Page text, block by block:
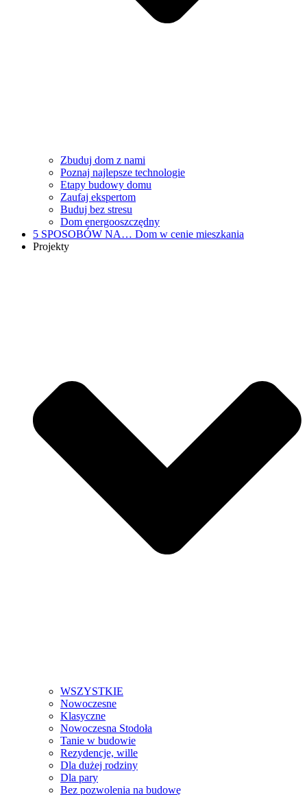
Zbuduj dom z nami
Poznaj najlepsze technologie
Etapy budowy domu
Zaufaj ekspertom
Buduj bez stresu
Dom energooszczędny
5 SPOSOBÓW NA… Dom w cenie mieszkania
Projekty
WSZYSTKIE
Nowoczesne
Klasyczne
Nowoczesna Stodoła
Tanie w budowie
Rezydencje, wille
Dla dużej rodziny
Dla pary
Bez pozwolenia na budowę